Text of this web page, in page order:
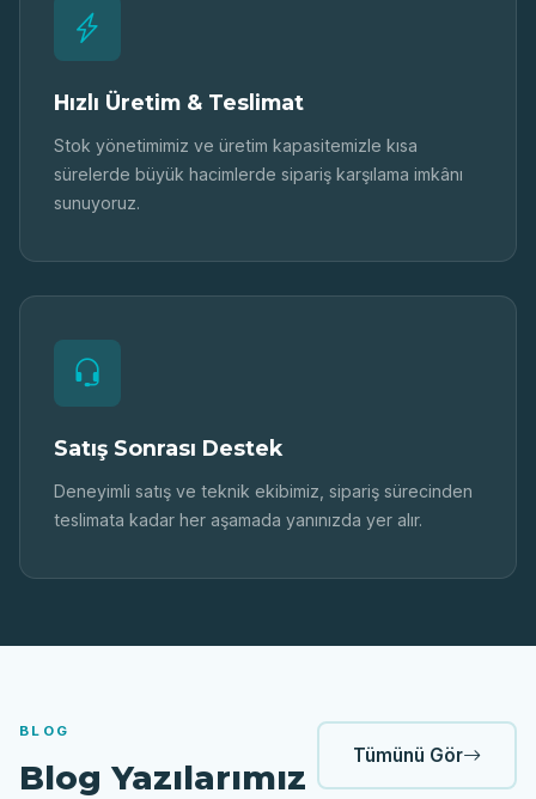
Hızlı Üretim & Teslimat
Stok yönetimimiz ve üretim kapasitemizle kısa
sürelerde büyük hacimlerde sipariş karşılama imkânı
sunuyoruz.
Satış Sonrası Destek
Deneyimli satış ve teknik ekibimiz, sipariş sürecinden
teslimata kadar her aşamada yanınızda yer alır.
BLOG
Blog Yazılarımız
Tümünü Gör